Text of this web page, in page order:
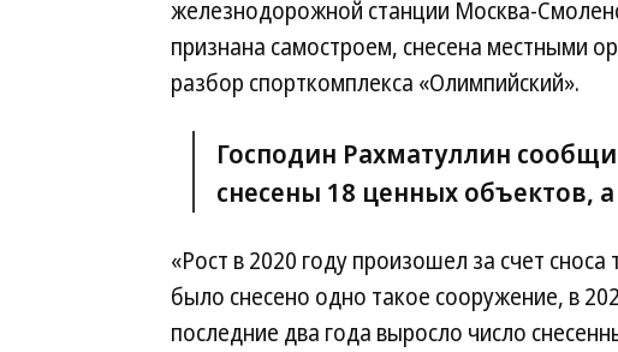
железнодорожной станции Москва-
признана самостроем, снесена местными
разбор спорткомплекса «Олимпийский».
Господин Рахматуллин
снесены 18 ценных объектов,
«Рост в 2020 году произошел за счет
было снесено одно такое сооружение, в
последние два года выросло число